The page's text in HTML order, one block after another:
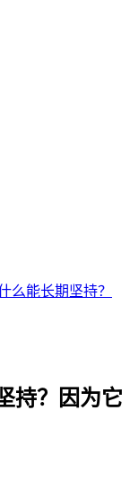
么能长期坚持？
持？因为它